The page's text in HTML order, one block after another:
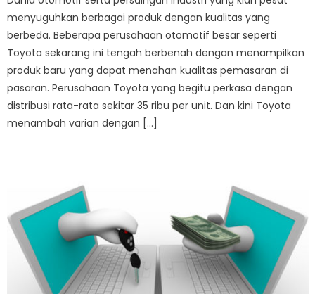
menyuguhkan berbagai produk dengan kualitas yang
berbeda. Beberapa perusahaan otomotif besar seperti
Toyota sekarang ini tengah berbenah dengan menampilkan
produk baru yang dapat menahan kualitas pemasaran di
pasaran. Perusahaan Toyota yang begitu perkasa dengan
distribusi rata-rata sekitar 35 ribu per unit. Dan kini Toyota
menambah varian dengan […]